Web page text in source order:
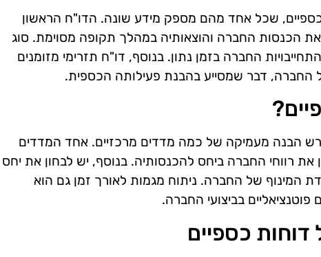
כספיים, שכל אחד מהם מספק מידע שונה. הדו"ח הראשון
הכנסות החברה והוצאותיה במהלך תקופה מסוימת. סוג
החברה בזמן נתון. בנוסף, דו"ח תזרימי מזומנים
החברה, דבר שמסייע בהבנת פעילותה הכספית.
דוחות כספיים בשנת 2025 דורש הבנה מעמיקה של כמה מדדים מרכזיים. אחד המדדים
את רווחי החברה ביחס להכנסותיה. בנוסף, יש לבחון את יחס
המינוף של החברה. ניתוח מגמות לאורך זמן גם הוא
פוטנציאליים בביצועי החברה.
כספיים